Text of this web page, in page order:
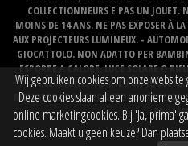
COLLECTIONNEURS E PAS UN JOUET.
MOINS DE 14 ANS. NE PAS EXPOSER À
AUX PROJECTEURS LUMINEUX. -
GIOCATTOLO. NON ADATTO PER
ESPORRE A CALORE, LUCE SOLARE O
COLECCIONISTAS Y NO UN
MENORES DE 14 ANOS. NO LO EXPONGA
Wij gebruiken cookies om onze
Deze cookies slaan alleen anonieme
online marketingcookies. Bij 'Ja, prima'
cookies. Maakt u geen keuze? Dan